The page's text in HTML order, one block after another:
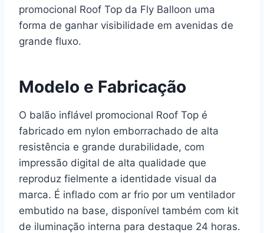
promocional Roof Top da Fly Balloon uma
forma de ganhar visibilidade em avenidas de
grande fluxo.
Modelo e Fabricação
O balão inflável promocional Roof Top é
fabricado em nylon emborrachado de alta
resistência e grande durabilidade, com
impressão digital de alta qualidade que
reproduz fielmente a identidade visual da
marca. É inflado com ar frio por um ventilador
embutido na base, disponível também com kit
de iluminação interna para destaque 24 horas.